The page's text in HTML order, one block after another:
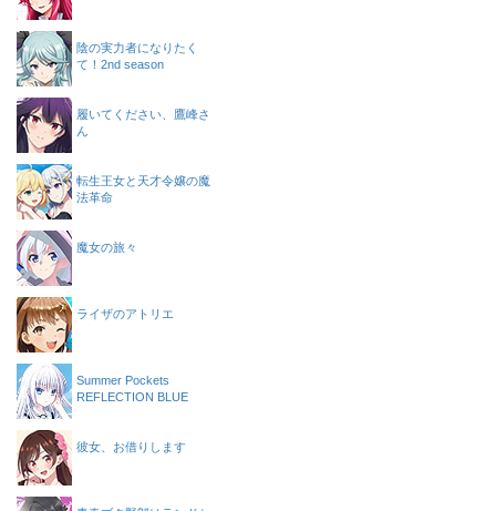
陰の実力者になりたく
て！2nd season
履いてください、鷹峰さ
ん
転生王女と天才令嬢の魔
法革命
魔女の旅々
ライザのアトリエ
Summer Pockets
REFLECTION BLUE
彼女、お借りします